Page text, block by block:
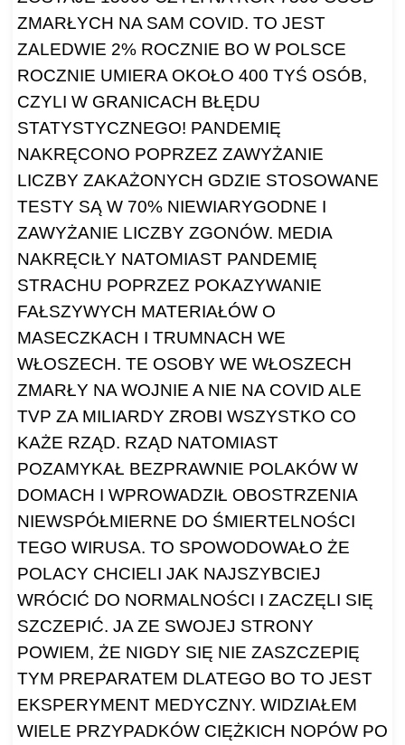
ZMARŁYCH NA SAM COVID. TO JEST
ZALEDWIE 2% ROCZNIE BO W POLSCE
ROCZNIE UMIERA OKOŁO 400 TYŚ OSÓB,
CZYLI W GRANICACH BŁĘDU
STATYSTYCZNEGO! PANDEMIĘ
NAKRĘCONO POPRZEZ ZAWYŻANIE
LICZBY ZAKAŻONYCH GDZIE STOSOWANE
TESTY SĄ W 70% NIEWIARYGODNE I
ZAWYŻANIE LICZBY ZGONÓW. MEDIA
NAKRĘCIŁY NATOMIAST PANDEMIĘ
STRACHU POPRZEZ POKAZYWANIE
FAŁSZYWYCH MATERIAŁÓW O
MASECZKACH I TRUMNACH WE
WŁOSZECH. TE OSOBY WE WŁOSZECH
ZMARŁY NA WOJNIE A NIE NA COVID ALE
TVP ZA MILIARDY ZROBI WSZYSTKO CO
KAŻE RZĄD. RZĄD NATOMIAST
POZAMYKAŁ BEZPRAWNIE POLAKÓW W
DOMACH I WPROWADZIŁ OBOSTRZENIA
NIEWSPÓŁMIERNE DO ŚMIERTELNOŚCI
TEGO WIRUSA. TO SPOWODOWAŁO ŻE
POLACY CHCIELI JAK NAJSZYBCIEJ
WRÓCIĆ DO NORMALNOŚCI I ZACZĘLI SIĘ
SZCZEPIĆ. JA ZE SWOJEJ STRONY
POWIEM, ŻE NIGDY SIĘ NIE ZASZCZEPIĘ
TYM PREPARATEM DLATEGO BO TO JEST
EKSPERYMENT MEDYCZNY. WIDZIAŁEM
WIELE PRZYPADKÓW CIĘŻKICH NOPÓW PO